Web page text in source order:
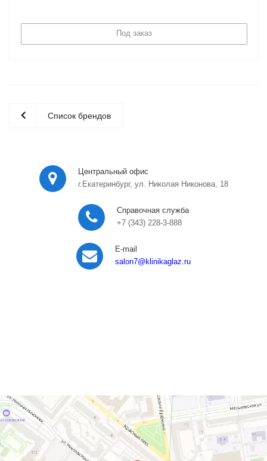
Под заказ
Список брендов
Центральный офис
г.Екатеринбург, ул. Николая Никонова, 18
Справочная служба
+7 (343) 228-3-888
E-mail
salon7@klinikaglaz.ru